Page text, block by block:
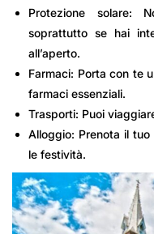
Protezione solare:
soprattutto se hai
all’aperto.
Farmaci: Porta con te
farmaci essenziali.
Trasporti: Puoi
Alloggio: Prenota il
le festività.